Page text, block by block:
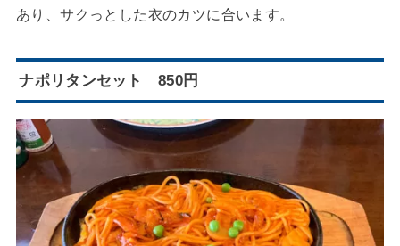
あり、サクっとした衣のカツに合います。
ナポリタンセット 850円